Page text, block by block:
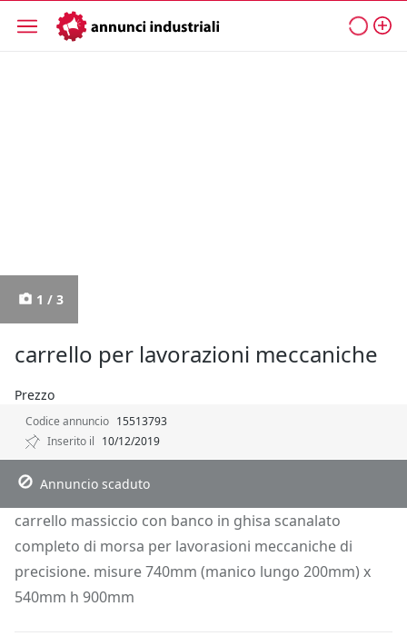
1 / 3
carrello per lavorazioni meccaniche
Prezzo
Codice annuncio 15513793
Inserito il 10/12/2019
Descrizione
Dettagli Posizione Richiedi Info
Annuncio scaduto
carrello massiccio con banco in ghisa scanalato
completo di morsa per lavorasioni meccaniche di
precisione. misure 740mm (manico lungo 200mm) x
540mm h 900mm